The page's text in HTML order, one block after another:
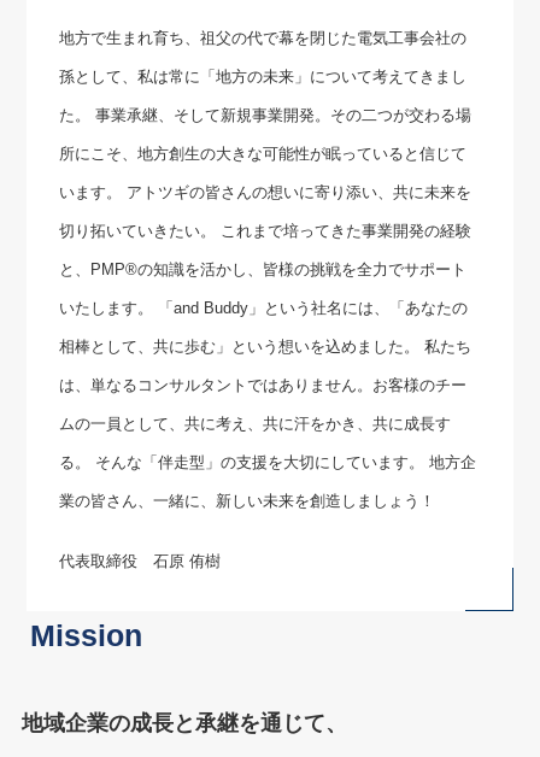
地方で生まれ育ち、祖父の代で幕を閉じた電気工事会社の
孫として、私は常に「地方の未来」について考えてきまし
た。 事業承継、そして新規事業開発。その二つが交わる場
所にこそ、地方創生の大きな可能性が眠っていると信じて
います。 アトツギの皆さんの想いに寄り添い、共に未来を
切り拓いていきたい。 これまで培ってきた事業開発の経験
と、PMP®の知識を活かし、皆様の挑戦を全力でサポート
いたします。 「and Buddy」という社名には、「あなたの
相棒として、共に歩む」という想いを込めました。 私たち
は、単なるコンサルタントではありません。お客様のチー
ムの一員として、共に考え、共に汗をかき、共に成長す
る。 そんな「伴走型」の支援を大切にしています。 地方企
業の皆さん、一緒に、新しい未来を創造しましょう！
代表取締役 石原 侑樹
Mission
地域企業の成長と承継を通じて、